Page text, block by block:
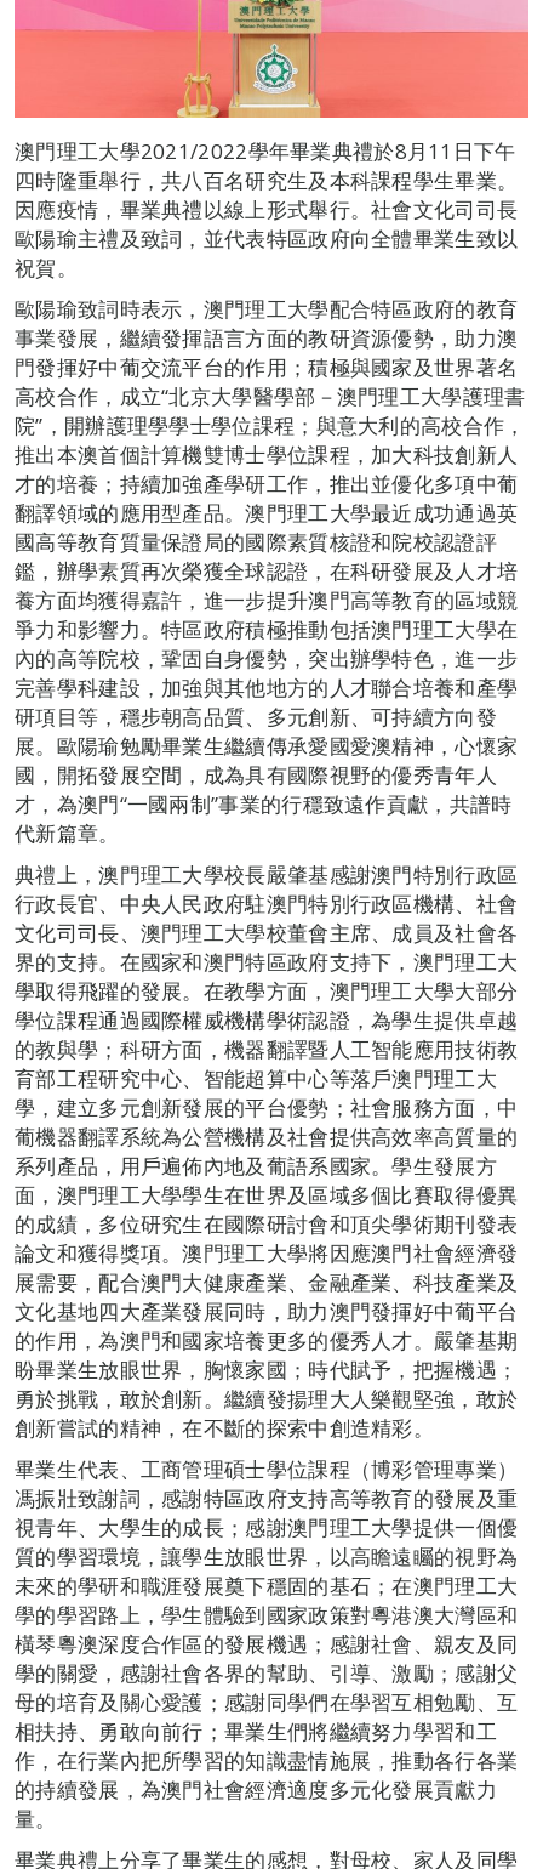
澳門理工大學2021/2022學年畢業典禮於8月11日下午
四時隆重舉行，共八百名研究生及本科課程學生畢業。
因應疫情，畢業典禮以線上形式舉行。社會文化司司長
歐陽瑜主禮及致詞，並代表特區政府向全體畢業生致以
祝賀。
歐陽瑜致詞時表示，澳門理工大學配合特區政府的教育
事業發展，繼續發揮語言方面的教研資源優勢，助力澳
門發揮好中葡交流平台的作用；積極與國家及世界著名
高校合作，成立“北京大學醫學部－澳門理工大學護理書
院”，開辦護理學學士學位課程；與意大利的高校合作，
推出本澳首個計算機雙博士學位課程，加大科技創新人
才的培養；持續加強產學研工作，推出並優化多項中葡
翻譯領域的應用型產品。澳門理工大學最近成功通過英
國高等教育質量保證局的國際素質核證和院校認證評
鑑，辦學素質再次榮獲全球認證，在科研發展及人才培
養方面均獲得嘉許，進一步提升澳門高等教育的區域競
爭力和影響力。特區政府積極推動包括澳門理工大學在
內的高等院校，鞏固自身優勢，突出辦學特色，進一步
完善學科建設，加強與其他地方的人才聯合培養和產學
研項目等，穩步朝高品質、多元創新、可持續方向發
展。歐陽瑜勉勵畢業生繼續傳承愛國愛澳精神，心懷家
國，開拓發展空間，成為具有國際視野的優秀青年人
才，為澳門“一國兩制”事業的行穩致遠作貢獻，共譜時
代新篇章。
典禮上，澳門理工大學校長嚴肇基感謝澳門特別行政區
行政長官、中央人民政府駐澳門特別行政區機構、社會
文化司司長、澳門理工大學校董會主席、成員及社會各
界的支持。在國家和澳門特區政府支持下，澳門理工大
學取得飛躍的發展。在教學方面，澳門理工大學大部分
學位課程通過國際權威機構學術認證，為學生提供卓越
的教與學；科研方面，機器翻譯暨人工智能應用技術教
育部工程研究中心、智能超算中心等落戶澳門理工大
學，建立多元創新發展的平台優勢；社會服務方面，中
葡機器翻譯系統為公營機構及社會提供高效率高質量的
系列產品，用戶遍佈內地及葡語系國家。學生發展方
面，澳門理工大學學生在世界及區域多個比賽取得優異
的成績，多位研究生在國際研討會和頂尖學術期刊發表
論文和獲得獎項。澳門理工大學將因應澳門社會經濟發
展需要，配合澳門大健康產業、金融產業、科技產業及
文化基地四大產業發展同時，助力澳門發揮好中葡平台
的作用，為澳門和國家培養更多的優秀人才。嚴肇基期
盼畢業生放眼世界，胸懷家國；時代賦予，把握機遇；
勇於挑戰，敢於創新。繼續發揚理大人樂觀堅強，敢於
創新嘗試的精神，在不斷的探索中創造精彩。
畢業生代表、工商管理碩士學位課程（博彩管理專業）
馮振壯致謝詞，感謝特區政府支持高等教育的發展及重
視青年、大學生的成長；感謝澳門理工大學提供一個優
質的學習環境，讓學生放眼世界，以高瞻遠矚的視野為
未來的學研和職涯發展奠下穩固的基石；在澳門理工大
學的學習路上，學生體驗到國家政策對粵港澳大灣區和
橫琴粵澳深度合作區的發展機遇；感謝社會、親友及同
學的關愛，感謝社會各界的幫助、引導、激勵；感謝父
母的培育及關心愛護；感謝同學們在學習互相勉勵、互
相扶持、勇敢向前行；畢業生們將繼續努力學習和工
作，在行業內把所學習的知識盡情施展，推動各行各業
的持續發展，為澳門社會經濟適度多元化發展貢獻力
量。
畢業典禮上分享了畢業生的感想，對母校、家人及同學